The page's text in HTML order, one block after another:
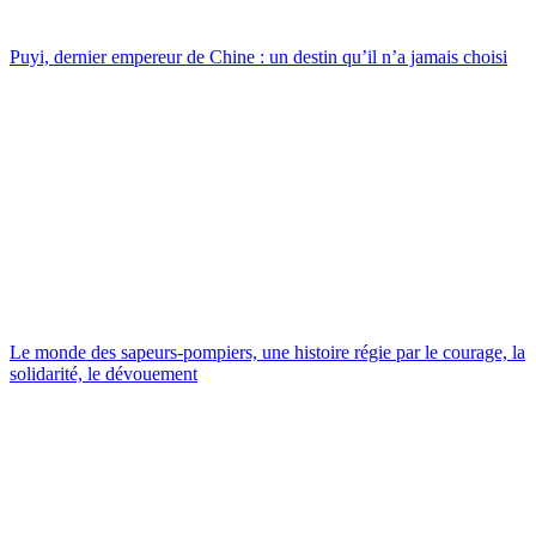
Puyi, dernier empereur de Chine : un destin qu’il n’a jamais choisi
Le monde des sapeurs-pompiers, une histoire régie par le courage, la
solidarité, le dévouement